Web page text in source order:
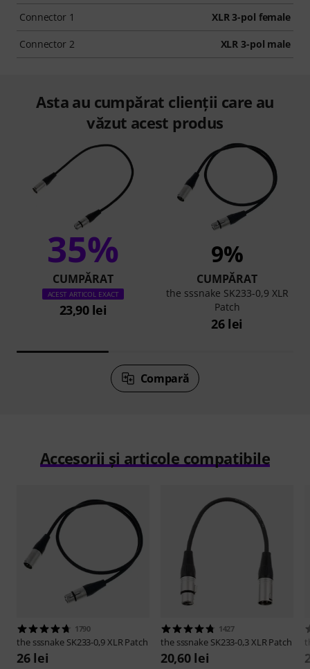
Connector 1 XLR 3-pol female
Connector 2 XLR 3-pol male
Asta au cumpărat clienții care au
văzut acest produs
35%
CUMPĂRAT
ACEST ARTICOL EXACT
23,90 lei
9%
CUMPĂRAT
the sssnake SK233-0,9 XLR
Patch
26 lei
Compară
Accesorii și articole compatibile
1790
the sssnake SK233-0,9 XLR Patch
26 lei
1427
the sssnake SK233-0,3 XLR Patch
20,60 lei